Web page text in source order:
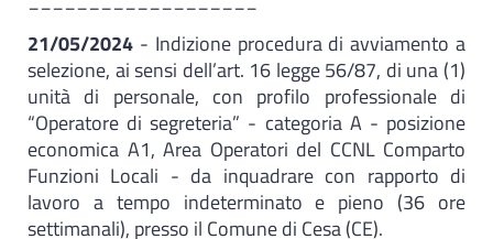
21/05/2024 - Indizione procedura di avviamento a
selezione, ai sensi dell’art. 16 legge 56/87, di una (1)
unità di personale, con profilo professionale di
“Operatore di segreteria” - categoria A - posizione
economica A1, Area Operatori del CCNL Comparto
Funzioni Locali - da inquadrare con rapporto di
lavoro a tempo indeterminato e pieno (36 ore
settimanali), presso il Comune di Cesa (CE).​